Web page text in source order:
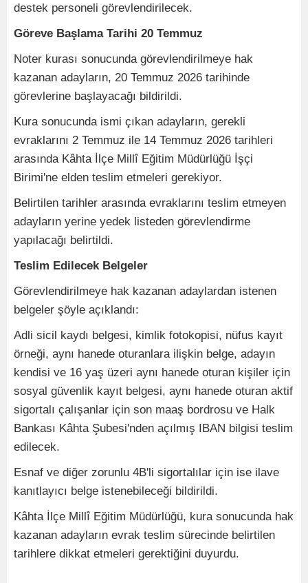
destek personeli görevlendirilecek.
Göreve Başlama Tarihi 20 Temmuz
Noter kurası sonucunda görevlendirilmeye hak
kazanan adayların, 20 Temmuz 2026 tarihinde
görevlerine başlayacağı bildirildi.
Kura sonucunda ismi çıkan adayların, gerekli
evraklarını 2 Temmuz ile 14 Temmuz 2026 tarihleri
arasında Kâhta İlçe Millî Eğitim Müdürlüğü İşçi
Birimi'ne elden teslim etmeleri gerekiyor.
Belirtilen tarihler arasında evraklarını teslim etmeyen
adayların yerine yedek listeden görevlendirme
yapılacağı belirtildi.
Teslim Edilecek Belgeler
Görevlendirilmeye hak kazanan adaylardan istenen
belgeler şöyle açıklandı:
Adli sicil kaydı belgesi, kimlik fotokopisi, nüfus kayıt
örneği, aynı hanede oturanlara ilişkin belge, adayın
kendisi ve 16 yaş üzeri aynı hanede oturan kişiler için
sosyal güvenlik kayıt belgesi, aynı hanede oturan aktif
sigortalı çalışanlar için son maaş bordrosu ve Halk
Bankası Kâhta Şubesi'nden açılmış IBAN bilgisi teslim
edilecek.
Esnaf ve diğer zorunlu 4B'li sigortalılar için ise ilave
kanıtlayıcı belge istenebileceği bildirildi.
Kâhta İlçe Millî Eğitim Müdürlüğü, kura sonucunda hak
kazanan adayların evrak teslim sürecinde belirtilen
tarihlere dikkat etmeleri gerektiğini duyurdu.